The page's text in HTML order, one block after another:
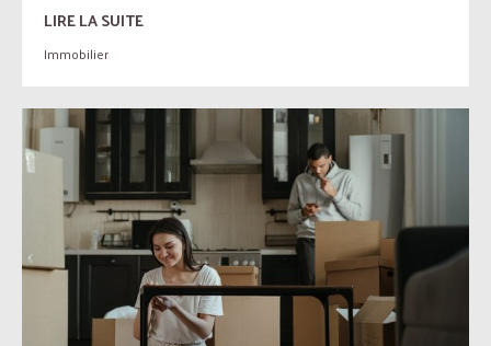
LIRE LA SUITE
Immobilier